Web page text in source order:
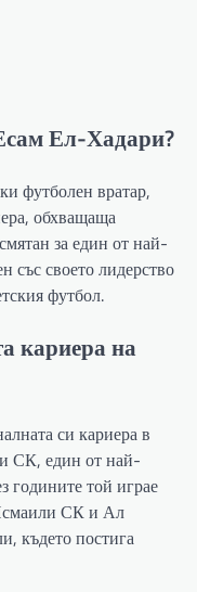
Ел-Хадари?
футболен вратар,
обхващаща
за един от най-
със своето лидерство
футбол.
кариера на
си кариера в
СК, един от най-
годините той играе
СК и Ал
където постига